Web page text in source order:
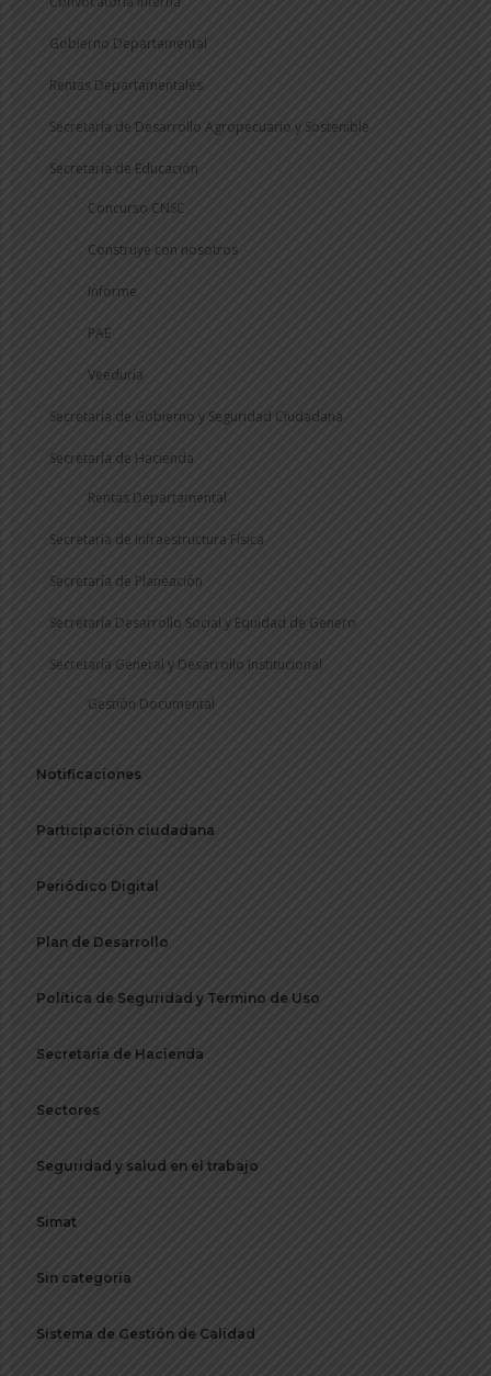
Gobierno Departamental
Rentas Departamentales
Secretaría de Desarrollo Agropecuario y Sostenible
Secretaría de Educación
Concurso CNSC
Construye con nosotros
Informe
PAE
Veeduría
Secretaría de Gobierno y Seguridad Ciudadana
Secretaría de Hacienda
Rentas Departamental
Secretaría de Infraestructura Física
Secretaría de Planeación
Secretaría Desarrollo Social y Equidad de Genero
Secretaría General y Desarrollo Institucional
Gestión Documental
Notificaciones
Participación ciudadana
Periódico Digital
Plan de Desarrollo
Política de Seguridad y Termino de Uso
Secretaria de Hacienda
Sectores
Seguridad y salud en el trabajo
Simat
Sin categoría
Sistema de Gestión de Calidad